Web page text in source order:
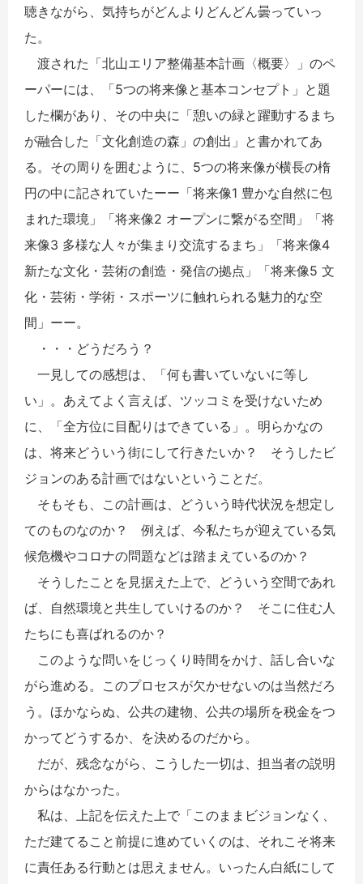
聴きながら、気持ちがどんよりどんどん曇っていっ
た。
渡された「北山エリア整備基本計画〈概要〉」のペ
ーパーには、「5つの将来像と基本コンセプト」と題
した欄があり、その中央に「憩いの緑と躍動するまち
が融合した「文化創造の森」の創出」と書かれてあ
る。その周りを囲むように、5つの将来像が横長の楕
円の中に記されていたーー「将来像1 豊かな自然に包
まれた環境」「将来像2 オープンに繋がる空間」「将
来像3 多様な人々が集まり交流するまち」「将来像4
新たな文化・芸術の創造・発信の拠点」「将来像5 文
化・芸術・学術・スポーツに触れられる魅力的な空
間」ーー。
・・・どうだろう？
一見しての感想は、「何も書いていないに等し
い」。あえてよく言えば、ツッコミを受けないため
に、「全方位に目配りはできている」。明らかなの
は、将来どういう街にして行きたいか？ そうしたビ
ジョンのある計画ではないということだ。
そもそも、この計画は、どういう時代状況を想定し
てのものなのか？ 例えば、今私たちが迎えている気
候危機やコロナの問題などは踏まえているのか？
そうしたことを見据えた上で、どういう空間であれ
ば、自然環境と共生していけるのか？ そこに住む人
たちにも喜ばれるのか？
このような問いをじっくり時間をかけ、話し合いな
がら進める。このプロセスが欠かせないのは当然だろ
う。ほかならぬ、公共の建物、公共の場所を税金をつ
かってどうするか、を決めるのだから。
だが、残念ながら、こうした一切は、担当者の説明
からはなかった。
私は、上記を伝えた上で「このままビジョンなく、
ただ建てること前提に進めていくのは、それこそ将来
に責任ある行動とは思えません。いったん白紙にして